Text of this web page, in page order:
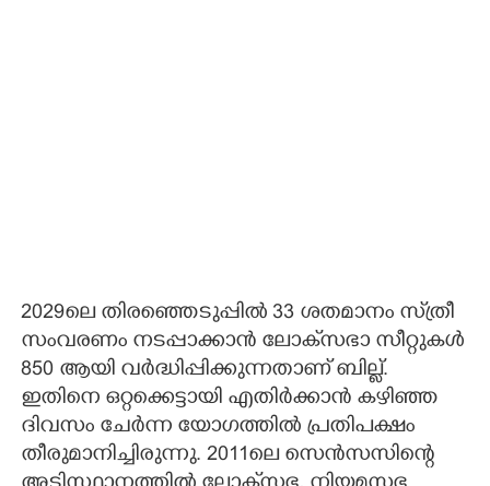
2029ലെ തിരഞ്ഞെടുപ്പിൽ 33 ശതമാനം സ്‌ത്രീ
സംവരണം നടപ്പാക്കാൻ ലോക്‌സഭാ സീറ്റുകൾ
850 ആയി വർദ്ധിപ്പിക്കുന്നതാണ് ബില്ല്.
ഇതിനെ ഒറ്റക്കെട്ടായി എതി‌ർക്കാൻ കഴിഞ്ഞ
ദിവസം ചേ‌ർന്ന യോഗത്തിൽ പ്രതിപക്ഷം
തീരുമാനിച്ചിരുന്നു. 2011ലെ സെൻസസിന്റെ